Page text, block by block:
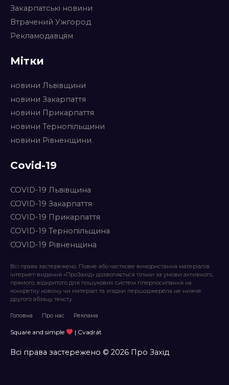
Закарпатські новини
Втрачений Ужгород
Рекламодавцям
Мітки
новини Львівщини
новини Закарпаття
новини Прикарпаття
новини Тернопільщини
новини Рівненщини
Covid-19
COVID-19 Львівщина
COVID-19 Закарпаття
COVID-19 Прикарпаття
COVID-19 Тернопільщина
COVID-19 Рівненщина
Всі права застережено. Повне або часткове використання матеріалів
інтернет-видання «ПроЗахід» дозволяється тільки за умови активного,
прямого, відкритого для пошукових систем гіперпосилання на
конкретну новину чи матеріал та згадки першоджерела не нижче
другого абзацу тексту.
Головна Про нас Реклама
Square and simple | Cvadrat
Всі права застережено © 2026 Про Захід